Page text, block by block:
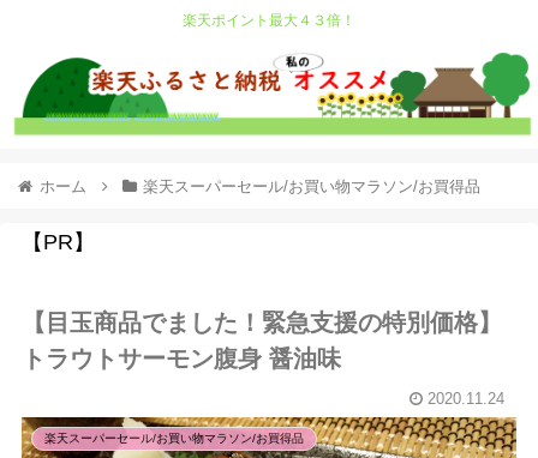
楽天ポイント最大４３倍！
ホーム 楽天スーパーセール/お買い物マラソン/お買得品
【PR】
【目玉商品でました！緊急支援の特別価格】
トラウトサーモン腹身 醤油味
2020.11.24
楽天スーパーセール/お買い物マラソン/お買得品